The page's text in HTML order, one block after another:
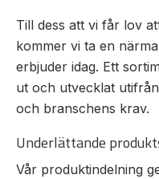
Till dess att vi får lov
kommer vi ta en
erbjuder idag. Ett
ut och utvecklat
och branschens krav.
Underlättande
Vår produktindelning